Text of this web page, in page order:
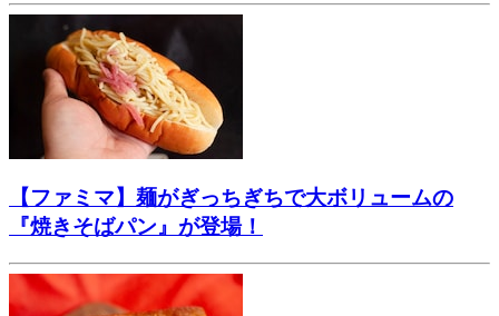
【ファミマ】麺がぎっちぎちで大ボリュームの
『焼きそばパン』が登場！